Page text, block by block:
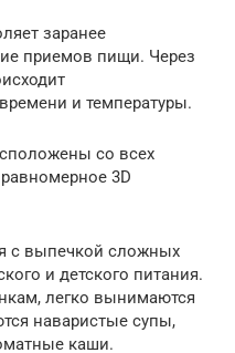
заранее
приемов пищи. Через
и температуры.
со всех
3D
с выпечкой сложных
и детского питания.
легко вынимаются
наваристые супы,
каши.